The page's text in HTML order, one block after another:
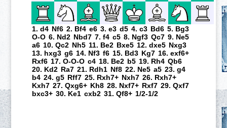
1. d4 Nf6 2. Bf4 e6 3. e3 d5 4. c3 Bd6 5. Bg3
O-O 6. Nd2 Nbd7 7. f4 c5 8. Ngf3 Qc7 9. Ne5
a6 10. Qc2 Nh5 11. Be2 Bxe5 12. dxe5 Nxg3
13. hxg3 g6 14. Nf3 f6 15. Bd3 Kg7 16. exf6+
Rxf6 17. O-O-O c4 18. Be2 b5 19. Rh4 Qb6
20. Kd2 Ra7 21. Rdh1 Nf8 22. Ne5 a5 23. g4
b4 24. g5 Rff7 25. Rxh7+ Nxh7 26. Rxh7+
Kxh7 27. Qxg6+ Kh8 28. Nxf7+ Rxf7 29. Qxf7
bxc3+ 30. Ke1 cxb2 31. Qf8+ 1/2-1/2